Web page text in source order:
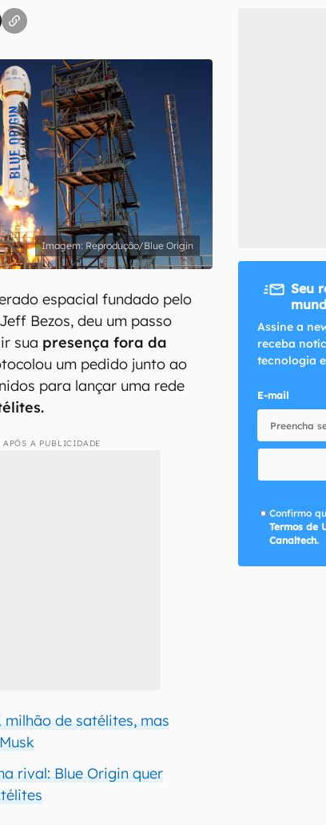
e concordo com os Termos de Uso e Política de Privacidade do
Reprodução/Blue Origin
espacial fundado pelo
Bezos, deu um passo
sua presença fora da
um pedido junto ao
para lançar uma rede
A PUBLICIDADE
milhão de satélites, mas
rival: Blue Origin quer
Seu
Assine a
receba
tecnologia
E-mail
Confirmo
Termos de
Canaltech.